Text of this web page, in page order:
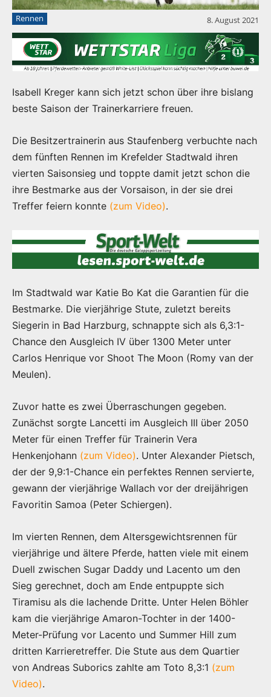
Rennen 8. August 2021
Isabell Kreger kann sich jetzt schon über ihre bislang
beste Saison der Trainerkarriere freuen.
Die Besitzertrainerin aus Staufenberg verbuchte nach
dem fünften Rennen im Krefelder Stadtwald ihren
vierten Saisonsieg und toppte damit jetzt schon die
ihre Bestmarke aus der Vorsaison, in der sie drei
Treffer feiern konnte (zum Video).
Im Stadtwald war Katie Bo Kat die Garantien für die
Bestmarke. Die vierjährige Stute, zuletzt bereits
Siegerin in Bad Harzburg, schnappte sich als 6,3:1-
Chance den Ausgleich IV über 1300 Meter unter
Carlos Henrique vor Shoot The Moon (Romy van der
Meulen).
Zuvor hatte es zwei Überraschungen gegeben.
Zunächst sorgte Lancetti im Ausgleich III über 2050
Meter für einen Treffer für Trainerin Vera
Henkenjohann (zum Video). Unter Alexander Pietsch,
der der 9,9:1-Chance ein perfektes Rennen servierte,
gewann der vierjährige Wallach vor der dreijährigen
Favoritin Samoa (Peter Schiergen).
Im vierten Rennen, dem Altersgewichtsrennen für
vierjährige und ältere Pferde, hatten viele mit einem
Duell zwischen Sugar Daddy und Lacento um den
Sieg gerechnet, doch am Ende entpuppte sich
Tiramisu als die lachende Dritte. Unter Helen Böhler
kam die vierjährige Amaron-Tochter in der 1400-
Meter-Prüfung vor Lacento und Summer Hill zum
dritten Karrieretreffer. Die Stute aus dem Quartier
von Andreas Suborics zahlte am Toto 8,3:1 (zum
Video).